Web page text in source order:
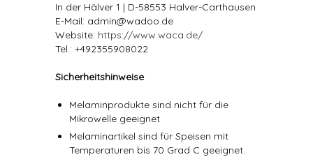
In der Hälver 1 | D-58553 Halver-Carthausen
E-Mail: admin@wadoo.de
Website: https://www.waca.de/
Tel.: +492355908022
Sicherheitshinweise
Melaminprodukte sind nicht für die
Mikrowelle geeignet
Melaminartikel sind für Speisen mit
Temperaturen bis 70 Grad C geeignet.